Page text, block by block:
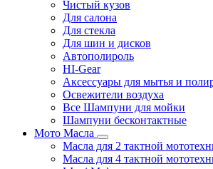
Чистый кузов
Для салона
Для стекла
Для шин и дисков
Автополироль
HI-Gear
Аксессуары для мытья и
Освежители воздуха
Все Шампуни для мойки
Шампуни бесконтактные
Мото Масла
Масла для 2 тактной
Масла для 4 тактной